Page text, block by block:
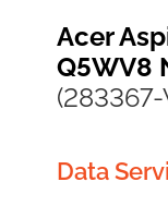
Acer
Q5WV8
Data